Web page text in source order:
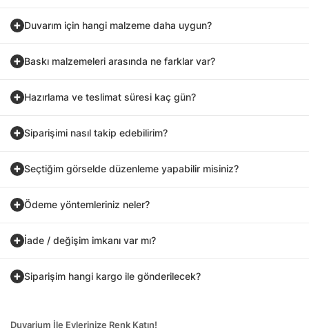
Duvarım için hangi malzeme daha uygun?
Baskı malzemeleri arasında ne farklar var?
Hazırlama ve teslimat süresi kaç gün?
Siparişimi nasıl takip edebilirim?
Seçtiğim görselde düzenleme yapabilir misiniz?
Ödeme yöntemleriniz neler?
İade / değişim imkanı var mı?
Siparişim hangi kargo ile gönderilecek?
Duvarium İle Evlerinize Renk Katın!